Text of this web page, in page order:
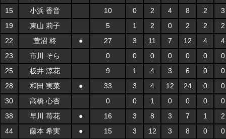
15
小浜 香音 10 0 2 4 8 2
3
19
東山 莉子 5 1 2 0 2 2
2
22
萱沼 柊 ● 27 3 11 7 12 4
4
23
市川 そら 0 0 0 0 0 0
0
25
板井 涼花 9 1 4 3 6 0
0
28
和田 実菜 ● 33 3 4 12 24 0
0
30
高橋 心杏 0 0 1 0 0 0
0
38
早川 苺花 ● 16 3 8 3 7 1
2
44
藤本 希実 ● 15 3 12 3 8 0
0